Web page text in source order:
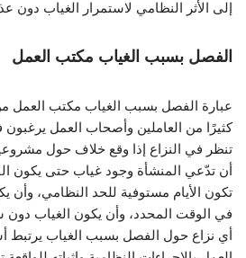
إلى الأثر النظامي لاستمرار الغياب دون
الفصل بسبب الغياب مكتب العمل
عبارة الفصل بسبب الغياب مكتب العمل من
كثيرًا من العاملين وأصحاب العمل
تنظر في النزاع إذا وقع خلاف حول
أن تدّعي المنشأة وجود غياب حتى يكون
تكون الأيام مستوفية للحد النظامي، وأن
في الوقت المحدد، وأن يكون الغياب
أي نزاع حول الفصل بسبب الغياب يرتبط